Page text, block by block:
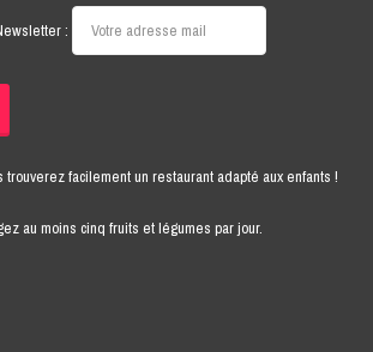
:
trouverez facilement un restaurant adapté aux enfants !
au moins cinq fruits et légumes par jour.